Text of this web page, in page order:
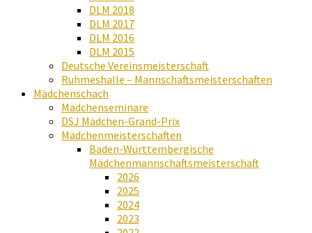
DLM 2018
DLM 2017
DLM 2016
DLM 2015
Deutsche Vereinsmeisterschaft
Ruhmeshalle – Mannschaftsmeisterschaften
Mädchenschach
Mädchenseminare
DSJ Mädchen-Grand-Prix
Mädchenmeisterschaften
Baden-Württembergische
Mädchenmannschaftsmeisterschaft
2026
2025
2024
2023